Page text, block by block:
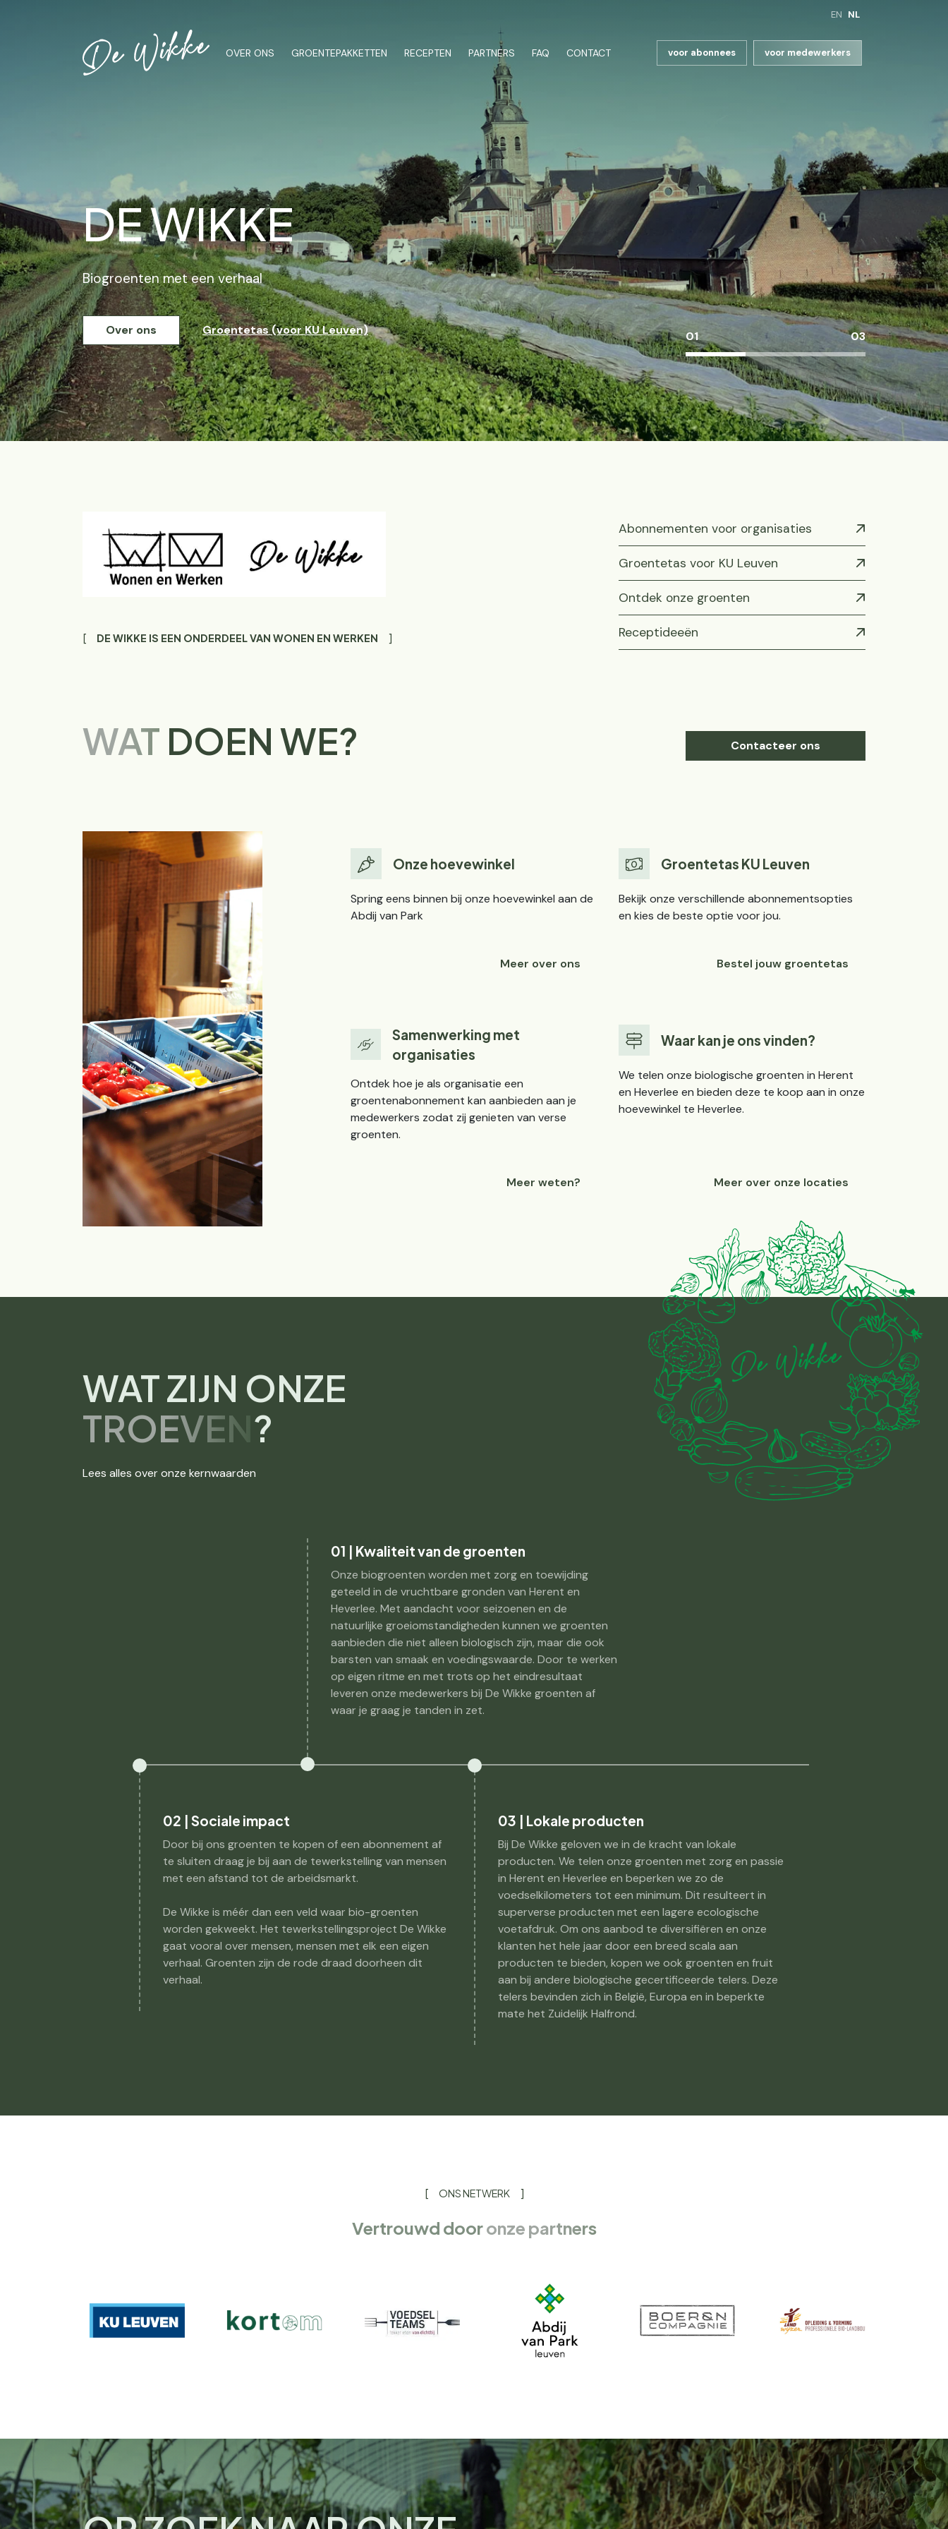
EN NL
OVER ONS GROENTEPAKKETTEN RECEPTEN PARTNERS FAQ CONTACT voor abonnees voor medewerkers
DE WIKKE
Biogroenten met een verhaal
Over ons Groentetas (voor KU Leuven) 01 03
DE WIKKE IS EEN ONDERDEEL VAN WONEN EN WERKEN
Abonnementen voor organisaties
Groentetas voor KU Leuven
Ontdek onze groenten
Receptideeën
WAT DOEN WE? Contacteer ons
Onze hoevewinkel
Spring eens binnen bij onze hoevewinkel aan de
Abdij van Park
Meer over ons
Groentetas KU Leuven
Bekijk onze verschillende abonnementsopties
en kies de beste optie voor jou.
Bestel jouw groentetas
Samenwerking met
organisaties
Ontdek hoe je als organisatie een
groentenabonnement kan aanbieden aan je
medewerkers zodat zij genieten van verse
groenten.
Meer weten?
Waar kan je ons vinden?
We telen onze biologische groenten in Herent
en Heverlee en bieden deze te koop aan in onze
hoevewinkel te Heverlee.
Meer over onze locaties
WAT ZIJN ONZE
TROEVEN?
Lees alles over onze kernwaarden
01 | Kwaliteit van de groenten
Onze biogroenten worden met zorg en toewijding
geteeld in de vruchtbare gronden van Herent en
Heverlee. Met aandacht voor seizoenen en de
natuurlijke groeiomstandigheden kunnen we groenten
aanbieden die niet alleen biologisch zijn, maar die ook
barsten van smaak en voedingswaarde. Door te werken
op eigen ritme en met trots op het eindresultaat
leveren onze medewerkers bij De Wikke groenten af
waar je graag je tanden in zet.
02 | Sociale impact
Door bij ons groenten te kopen of een abonnement af
te sluiten draag je bij aan de tewerkstelling van mensen
met een afstand tot de arbeidsmarkt.
De Wikke is méér dan een veld waar bio-groenten
worden gekweekt. Het tewerkstellingsproject De Wikke
gaat vooral over mensen, mensen met elk een eigen
verhaal. Groenten zijn de rode draad doorheen dit
verhaal.
03 | Lokale producten
Bij De Wikke geloven we in de kracht van lokale
producten. We telen onze groenten met zorg en passie
in Herent en Heverlee en beperken we zo de
voedselkilometers tot een minimum. Dit resulteert in
superverse producten met een lagere ecologische
voetafdruk. Om ons aanbod te diversifiëren en onze
klanten het hele jaar door een breed scala aan
producten te bieden, kopen we ook groenten en fruit
aan bij andere biologische gecertificeerde telers. Deze
telers bevinden zich in België, Europa en in beperkte
mate het Zuidelijk Halfrond.
ONS NETWERK
Vertrouwd dooronze partners